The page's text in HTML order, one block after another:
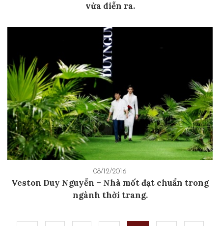
vừa diễn ra.
08/12/2016
Veston Duy Nguyễn – Nhà mốt đạt chuẩn trong
ngành thời trang.